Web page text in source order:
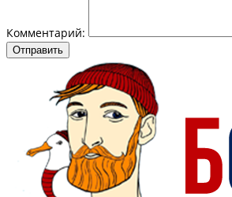
Комментарий:
Отправить